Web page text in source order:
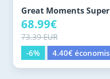
Great Moments
68.99€
73.39 EUR
-6%
4.40€